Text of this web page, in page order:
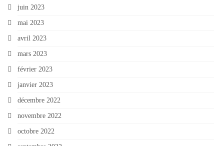
juin 2023
mai 2023
avril 2023
mars 2023
février 2023
janvier 2023
décembre 2022
novembre 2022
octobre 2022